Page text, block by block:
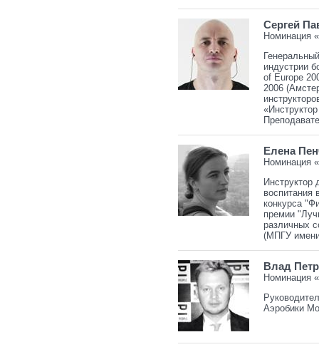
Сергей
Номинация
индустрии
of Europe
2006
Елена
Номинация
Инструктор
воспитания
конкурса
премии
различных
(МПГУ
Влад
Номинация
Аэробики